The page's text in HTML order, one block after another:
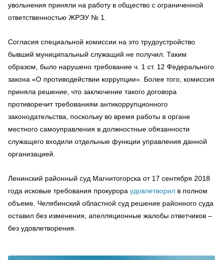
увольнения приняли на работу в общество с ограниченной
ответственностью ЖРЭУ № 1.
Согласия специальной комиссии на это трудоустройство
бывший муниципальный служащий не получил. Таким
образом, было нарушено требование ч. 1 ст. 12 Федерального
закона «О противодействии коррупции». Более того, комиссия
приняла решение, что заключение такого договора
противоречит требованиям антикоррупционного
законодательства, поскольку во время работы в органе
местного самоуправления в должностные обязанности
служащего входили отдельные функции управления данной
организацией.
Ленинский районный суд Магнитогорска от 17 сентября 2018
года исковые требования прокурора удовлетворил в полном
объеме. Челябинский областной суд решение районного суда
оставил без изменения, апелляционные жалобы ответчиков –
без удовлетворения.